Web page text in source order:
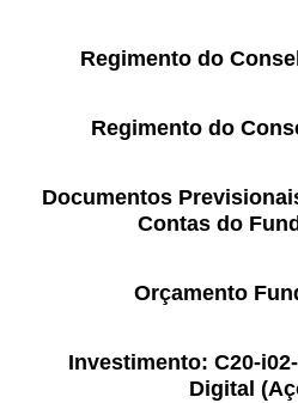
Regimento do
Regimento do
Documentos
Contas do
Orçamento
Investimento: C20-
Digital